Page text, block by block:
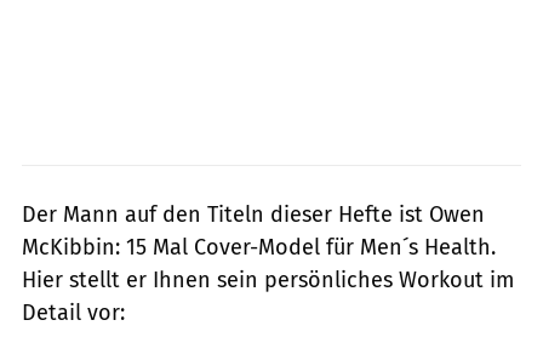
Der Mann auf den Titeln dieser Hefte ist Owen
McKibbin: 15 Mal Cover-Model für Men´s Health.
Hier stellt er Ihnen sein persönliches Workout im
Detail vor: